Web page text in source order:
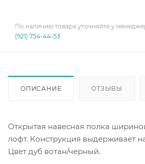
По наличию товара уточняйте у
(921) 754-44-53
ОПИСАНИЕ ОТЗЫВЫ
Открытая навесная полка
лофт. Конструкция выдерживает
Цвет дуб вотан/черный.